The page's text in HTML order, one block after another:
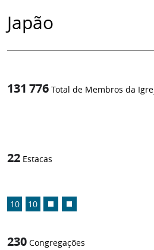
Japão
131 776 Total de Membros da
22 Estacas
10 10
230 Congregações